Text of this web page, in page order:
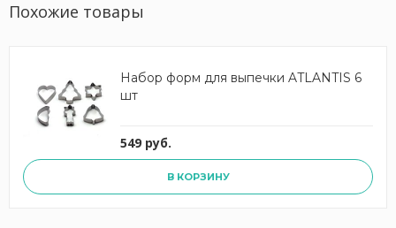
Похожие товары
Набор форм для выпечки ATLANTIS 6
шт
549 руб.
В КОРЗИНУ